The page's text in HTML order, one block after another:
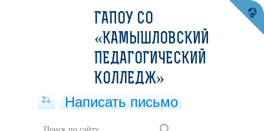
ГАПОУ СО
«КАМЫШЛОВСКИЙ
ПЕДАГОГИЧЕСКИЙ
КОЛЛЕДЖ»
Написать письмо